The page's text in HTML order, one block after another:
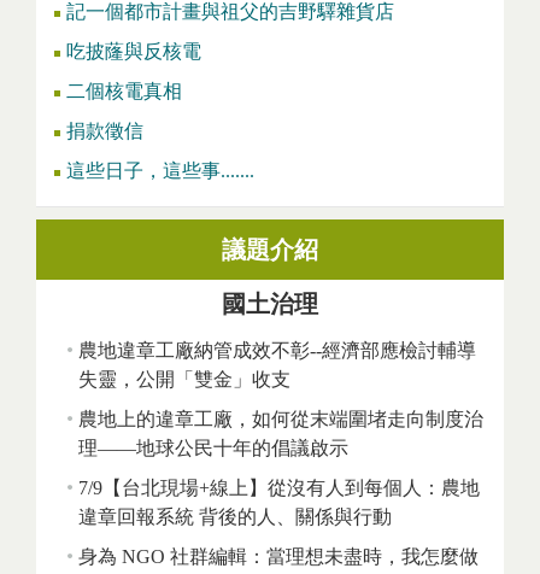
記一個都市計畫與祖父的吉野驛雜貨店
吃披蕯與反核電
二個核電真相
捐款徵信
這些日子，這些事.......
議題介紹
國土治理
農地違章工廠納管成效不彰--經濟部應檢討輔導
失靈，公開「雙金」收支
農地上的違章工廠，如何從末端圍堵走向制度治
理——地球公民十年的倡議啟示
7/9【台北現場+線上】從沒有人到每個人：農地
違章回報系統 背後的人、關係與行動
身為 NGO 社群編輯：當理想未盡時，我怎麼做